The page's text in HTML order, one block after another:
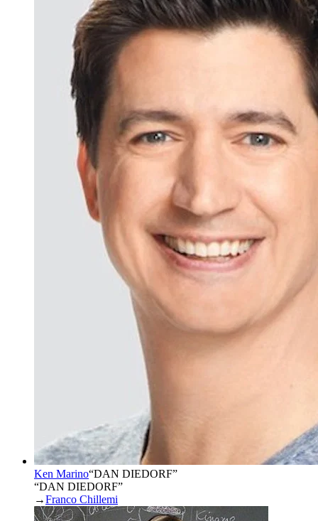
Ken Marino“DAN DIEDORF”
“DAN DIEDORF”
→Franco Chillemi